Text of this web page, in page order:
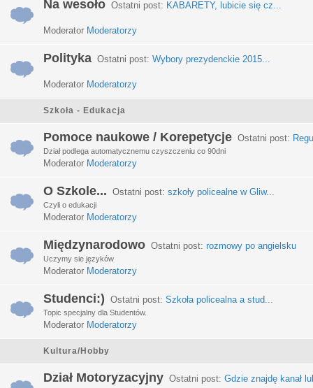
Na wesoło Ostatni post: KABARETY, lubicie się cz...
Moderator Moderatorzy
Polityka Ostatni post: Wybory prezydenckie 2015...
Moderator Moderatorzy
Szkoła - Edukacja
Pomoce naukowe / Korepetycje Ostatni post:
Dział podlega automatycznemu czyszczeniu co 90dni
Moderator Moderatorzy
O Szkole... Ostatni post: szkoły policealne w Gliw...
Czyli o edukacji
Moderator Moderatorzy
Międzynarodowo Ostatni post: rozmowy po angielsku
Uczymy sie języków
Moderator Moderatorzy
Studenci:) Ostatni post: Szkoła policealna a stud...
Topic specjalny dla Studentów.
Moderator Moderatorzy
Kultura/Hobby
Dział Motoryzacyjny Ostatni post: Gdzie znajdę kanał